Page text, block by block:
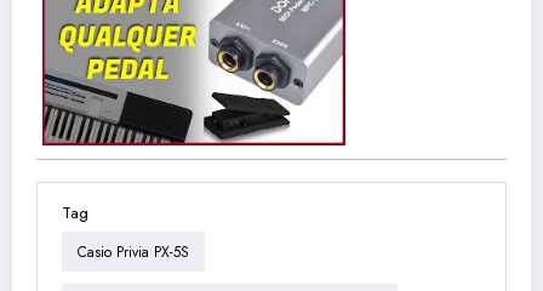
Tag
Casio Privia PX-5S